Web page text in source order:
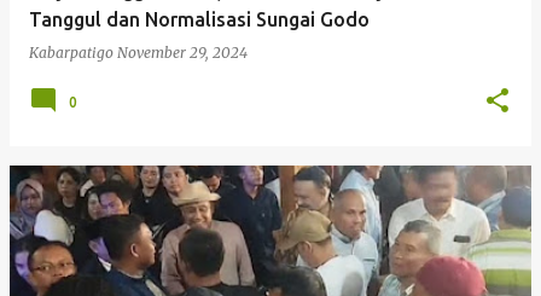
Tanggul dan Normalisasi Sungai Godo
Kabarpatigo November 29, 2024
0